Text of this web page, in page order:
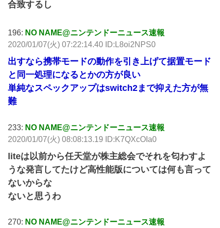
合致するし
196: NO NAME@ニンテンドーニュース速報
2020/01/07(火) 07:22:14.40 ID:L8oi2NPS0
出すなら携帯モードの動作を引き上げて据置モード
と同一処理になるとかの方が良い
単純なスペックアップはswitch2まで抑えた方が無
難
233: NO NAME@ニンテンドーニュース速報
2020/01/07(火) 08:08:13.19 ID:K7QXcOIa0
liteは以前から任天堂が株主総会でそれを匂わすよ
うな発言してたけど高性能版については何も言って
ないからな
ないと思うわ
270: NO NAME@ニンテンドーニュース速報